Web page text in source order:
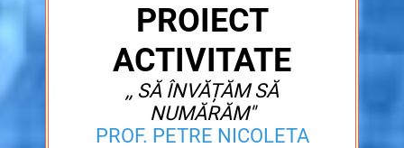
PROIECT
ACTIVITATE
,, SĂ ÎNVĂȚĂM SĂ
NUMĂRĂM''
PROF. PETRE NICOLETA